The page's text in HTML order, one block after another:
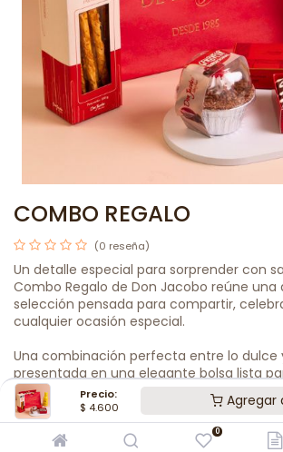
Precio:
$ 4.600 Agregar
0
COMBO REGALO
(0 reseña)
Un detalle especial para sorprender con
Combo Regalo de Don Jacobo reúne una
selección pensada para compartir,
cualquier ocasión especial.
Una combinación perfecta entre lo dulce
presentada en una elegante bolsa lista
crear momentos memorables.
✨ Incluye: